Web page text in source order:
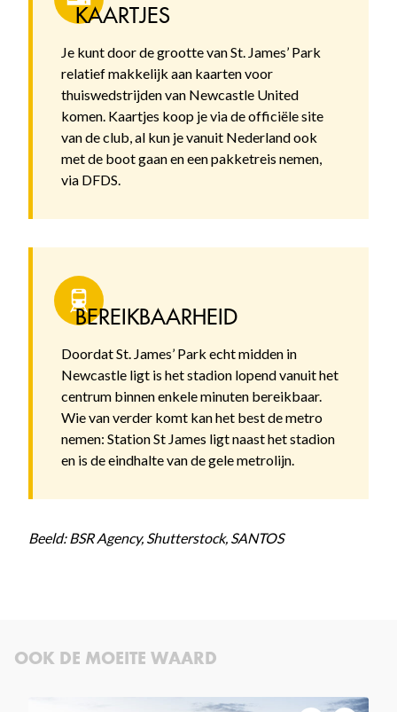
KAARTJES
Je kunt door de grootte van St. James’ Park
relatief makkelijk aan kaarten voor
thuiswedstrijden van Newcastle United
komen. Kaartjes koop je via de officiële site
van de club, al kun je vanuit Nederland ook
met de boot gaan en een pakketreis nemen,
via DFDS.
BEREIKBAARHEID
Doordat St. James’ Park echt midden in
Newcastle ligt is het stadion lopend vanuit het
centrum binnen enkele minuten bereikbaar.
Wie van verder komt kan het best de metro
nemen: Station St James ligt naast het stadion
en is de eindhalte van de gele metrolijn.
Beeld: BSR Agency, Shutterstock, SANTOS
OOK DE MOEITE WAARD